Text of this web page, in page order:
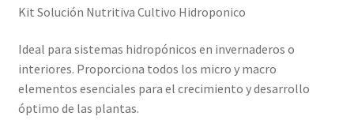
Kit Solución Nutritiva Cultivo Hidroponico
Ideal para sistemas hidropónicos en invernaderos o
interiores. Proporciona todos los micro y macro
elementos esenciales para el crecimiento y desarrollo
óptimo de las plantas.